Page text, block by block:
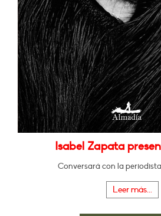
Isabel Zapata
Conversará con la
Leer más...